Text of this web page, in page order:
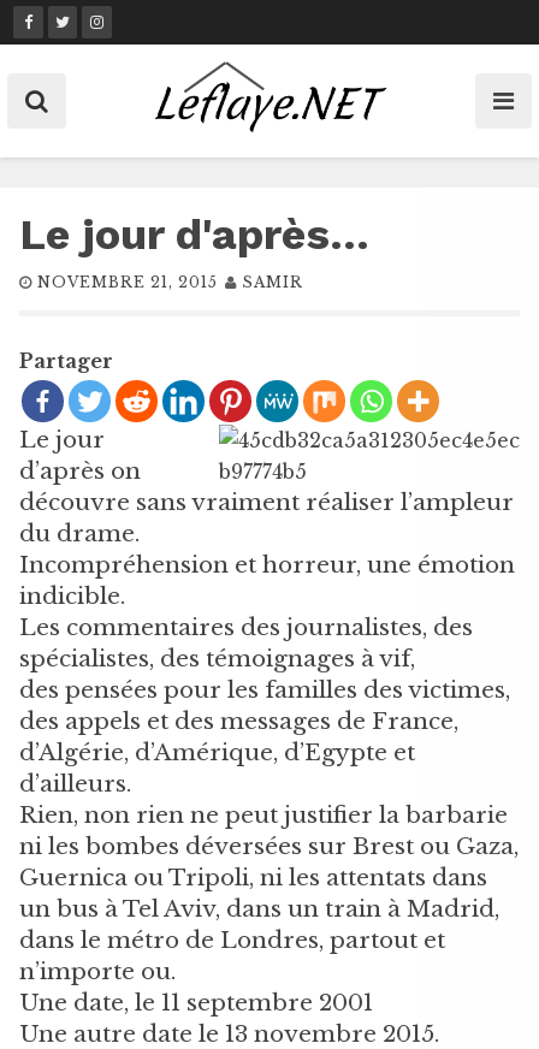
Skip
to
Le jour d'après…
NOVEMBRE 21, 2015 SAMIR
Partager
Le jour
d’après on
découvre sans vraiment réaliser l’ampleur
du drame.
Incompréhension et horreur, une émotion
indicible.
Les commentaires des journalistes, des
spécialistes, des témoignages à vif,
des pensées pour les familles des victimes,
des appels et des messages de France,
d’Algérie, d’Amérique, d’Egypte et
d’ailleurs.
Rien, non rien ne peut justifier la barbarie
ni les bombes déversées sur Brest ou Gaza,
Guernica ou Tripoli, ni les attentats dans
un bus à Tel Aviv, dans un train à Madrid,
dans le métro de Londres, partout et
n’importe ou.
Une date, le 11 septembre 2001
Une autre date le 13 novembre 2015.